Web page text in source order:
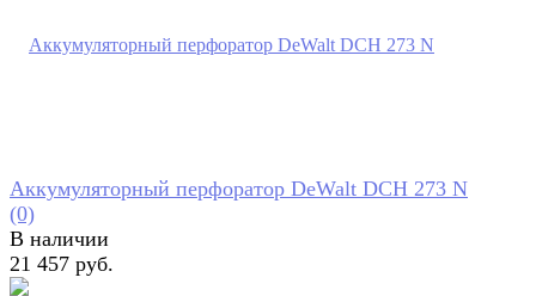
Аккумуляторный перфоратор DeWalt DCH 273 N
(0)
В наличии
21 457 руб.